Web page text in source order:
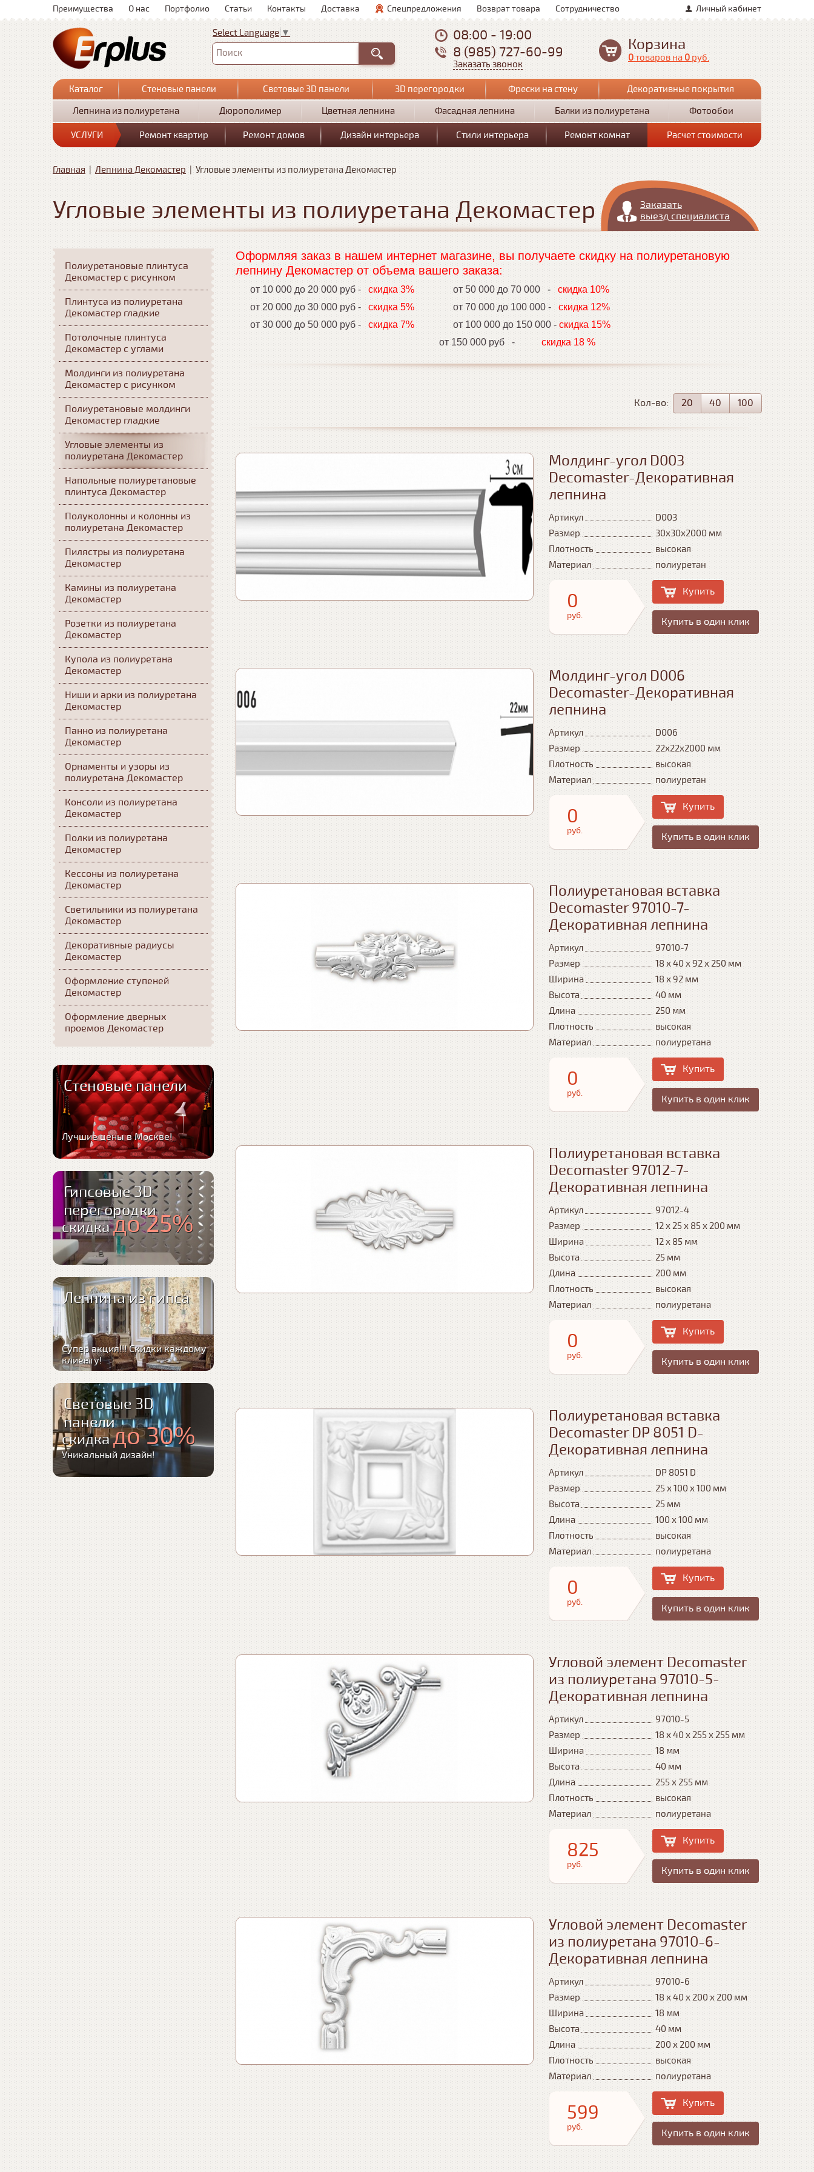
Личный кабинет
Преимущества О нас Портфолио Статьи Контакты Доставка Спецпредложения Возврат товара Сотрудничество
Select Language ▼
Поиск
08:00 - 19:00
8 (985) 727-60-99
Заказать звонок
Корзина
0товаров на 0 руб.
Каталог Стеновые панели Световые 3D панели 3D перегородки Фрески на стену
Декоративные покрытия
Лепнина из полиуретана
Дюрополимер Цветная лепнина Фасадная лепнина Балки из полиуретана Фотообои
УСЛУГИ Ремонт квартир Ремонт домов Дизайн интерьера Стили интерьера Ремонт комнат Расчет стоимости
Главная | Лепнина Декомастер | Угловые элементы из полиуретана Декомастер
Заказать
выезд специалиста
Угловые элементы из полиуретана Декомастер
Оформляя заказ в нашем интернет магазине, вы получаете скидку на полиуретановую
лепнину Декомастер от объема вашего заказа:
от 10 000 до 20 000 руб - скидка 3% от 50 000 до 70 000 - скидка 10%
от 20 000 до 30 000 руб - скидка 5% от 70 000 до 100 000 - скидка 12%
от 30 000 до 50 000 руб - скидка 7% от 100 000 до 150 000 - скидка 15%
от 150 000 руб -
скидка 18 %
Кол-во: 20 40 100
Молдинг-угол D003
Decomaster-Декоративная
лепнина
Артикул
D003
Размер
30x30x2000 мм
Плотность
высокая
Материал
полиуретан
0
руб.
Купить
Купить в один клик
Молдинг-угол D006
Decomaster-Декоративная
лепнина
Артикул
D006
Размер
22x22x2000 мм
Плотность
высокая
Материал
полиуретан
0
руб.
Купить
Купить в один клик
Полиуретановая вставка
Decomaster 97010-7-
Декоративная лепнина
Артикул
97010-7
Размер
18 х 40 х 92 х 250 мм
Ширина
18 х 92 мм
Высота
40 мм
Длина
250 мм
Плотность
высокая
Материал
полиуретана
0
руб.
Купить
Купить в один клик
Полиуретановая вставка
Decomaster 97012-7-
Декоративная лепнина
Артикул
97012-4
Размер
12 х 25 х 85 х 200 мм
Ширина
12 х 85 мм
Высота
25 мм
Длина
200 мм
Плотность
высокая
Материал
полиуретана
0
руб.
Купить
Купить в один клик
Полиуретановая вставка
Decomaster DP 8051 D-
Декоративная лепнина
Артикул
DP 8051 D
Размер
25 х 100 х 100 мм
Высота
25 мм
Длина
100 х 100 мм
Плотность
высокая
Материал
полиуретана
0
руб.
Купить
Купить в один клик
Угловой элемент Decomaster
из полиуретана 97010-5-
Декоративная лепнина
Артикул
97010-5
Размер
18 х 40 х 255 х 255 мм
Ширина
18 мм
Высота
40 мм
Длина
255 х 255 мм
Плотность
высокая
Материал
полиуретана
825
руб.
Купить
Купить в один клик
Угловой элемент Decomaster
из полиуретана 97010-6-
Декоративная лепнина
Артикул
97010-6
Размер
18 х 40 х 200 х 200 мм
Ширина
18 мм
Высота
40 мм
Длина
200 х 200 мм
Плотность
высокая
Материал
полиуретана
599
руб.
Купить
Купить в один клик
Полиуретановые плинтуса
Декомастер с рисунком
Плинтуса из полиуретана
Декомастер гладкие
Потолочные плинтуса
Декомастер с углами
Молдинги из полиуретана
Декомастер с рисунком
Полиуретановые молдинги
Декомастер гладкие
Угловые элементы из
полиуретана Декомастер
Напольные полиуретановые
плинтуса Декомастер
Полуколонны и колонны из
полиуретана Декомастер
Пилястры из полиуретана
Декомастер
Камины из полиуретана
Декомастер
Розетки из полиуретана
Декомастер
Купола из полиуретана
Декомастер
Ниши и арки из полиуретана
Декомастер
Панно из полиуретана
Декомастер
Орнаменты и узоры из
полиуретана Декомастер
Консоли из полиуретана
Декомастер
Полки из полиуретана
Декомастер
Кессоны из полиуретана
Декомастер
Светильники из полиуретана
Декомастер
Декоративные радиусы
Декомастер
Оформление ступеней
Декомастер
Оформление дверных
проемов Декомастер
Стеновые панели
Лучшие цены в Москве!
Гипсовые 3D
перегородки
скидкадо 25%
Лепнина из гипса
Супер акция!!! Скидки каждому
клиенту!
Световые 3D
панели
скидкадо 30%
Уникальный дизайн!